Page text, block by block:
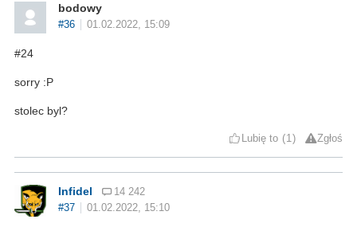
bodowy
#36 01.02.2022, 15:09
#24
sorry :P
stolec byl?
Lubię to 1 Zgłoś
Infidel
14 242
#37
01.02.2022, 15:10